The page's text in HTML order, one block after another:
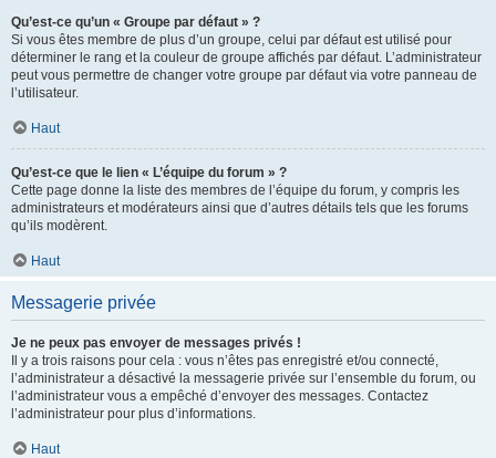
Qu’est-ce qu’un « Groupe par défaut » ?
Si vous êtes membre de plus d’un groupe, celui par défaut est utilisé pour
déterminer le rang et la couleur de groupe affichés par défaut. L’administrateur
peut vous permettre de changer votre groupe par défaut via votre panneau de
l’utilisateur.
Haut
Qu’est-ce que le lien « L’équipe du forum » ?
Cette page donne la liste des membres de l’équipe du forum, y compris les
administrateurs et modérateurs ainsi que d’autres détails tels que les forums
qu’ils modèrent.
Haut
Messagerie privée
Je ne peux pas envoyer de messages privés !
Il y a trois raisons pour cela : vous n’êtes pas enregistré et/ou connecté,
l’administrateur a désactivé la messagerie privée sur l’ensemble du forum, ou
l’administrateur vous a empêché d’envoyer des messages. Contactez
l’administrateur pour plus d’informations.
Haut